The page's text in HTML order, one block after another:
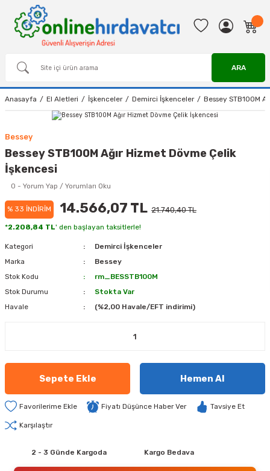
ARA
Anasayfa El Aletleri İşkenceler Demirci İşkenceler Bessey STB100M
Bessey
Bessey STB100M Ağır Hizmet Dövme Çelik
İşkencesi
0 - Yorum Yap / Yorumları Oku
% 33 İNDİRİM 14.566,07 TL 21.740,40 TL
*2.208,84 TL' den başlayan taksitlerle!
Kategori
Demirci İşkenceler
Marka
Bessey
Stok Kodu
rm_BESSTB100M
Stok Durumu
Stokta Var
Havale
(%2,00 Havale/EFT indirimi)
Sepete Ekle Hemen Al
Fiyatı Düşünce Haber Ver Tavsiye Et
Karşılaştır
2 - 3 Günde Kargoda Kargo Bedava